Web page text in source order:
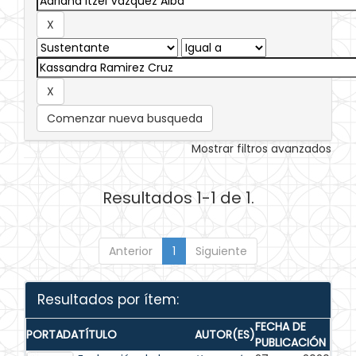
Comenzar nueva busqueda
Mostrar filtros avanzados
Resultados 1-1 de 1.
Anterior 1 Siguiente
Resultados por ítem:
PORTADATÍTULO AUTOR(ES)FECHA DE
PUBLICACIÓN